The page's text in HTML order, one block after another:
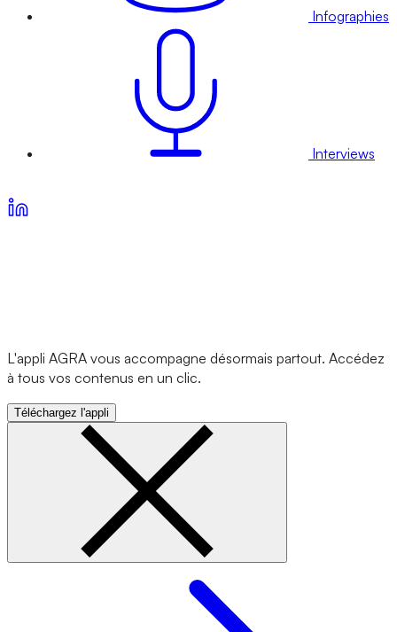
Infographies
Interviews
L'appli AGRA vous accompagne désormais partout. Accédez
à tous vos contenus en un clic.
Téléchargez l'appli